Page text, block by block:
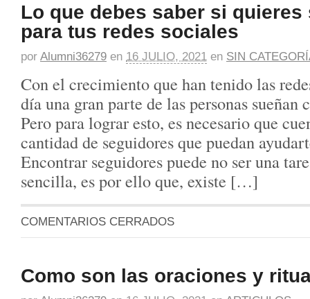
Lo que debes saber si
para tus redes sociales
por Alumni36279 en 16 JULIO, 2021 en SIN
Con el crecimiento que han tenido las
día una gran parte de las personas sueñan
Pero para lograr esto, es necesario que
cantidad de seguidores que puedan
Encontrar seguidores puede no ser una
sencilla, es por ello que, existe […]
COMENTARIOS CERRADOS
Como son las oraciones y